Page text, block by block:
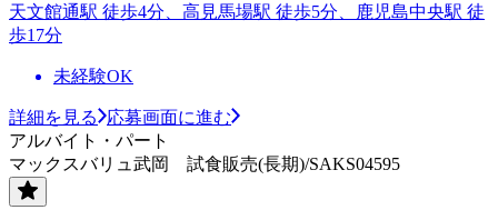
天文館通駅 徒歩4分、高見馬場駅 徒歩5分、鹿児島中央駅 徒
歩17分
未経験OK
詳細を見る
応募画面に進む
アルバイト・パート
マックスバリュ武岡 試食販売(長期)/SAKS04595